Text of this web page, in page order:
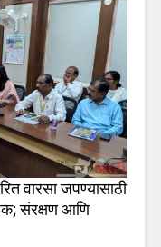
वारसा जपण्यासाठी
संरक्षण आणि